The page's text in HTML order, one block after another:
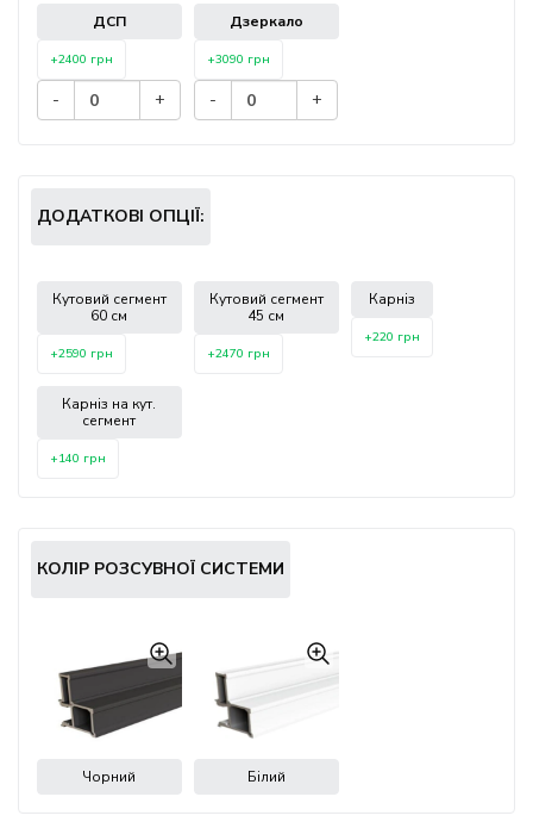
ДСП
+2400 грн
- +
Дзеркало
+3090 грн
- +
ДОДАТКОВІ ОПЦІЇ:
Кутовий сегмент
60 см
+2590 грн
Кутовий сегмент
45 см
+2470 грн
Карніз
+220 грн
Карніз на кут.
сегмент
+140 грн
КОЛІР РОЗСУВНОЇ СИСТЕМИ
Чорний Білий